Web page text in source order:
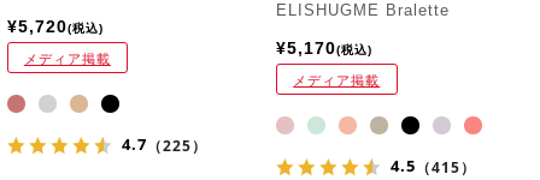
¥5,720 税込
メディア掲載
4.7 （225）
ELISHUGME Bralette
¥5,170 税込
メディア掲載
4.5 （415）